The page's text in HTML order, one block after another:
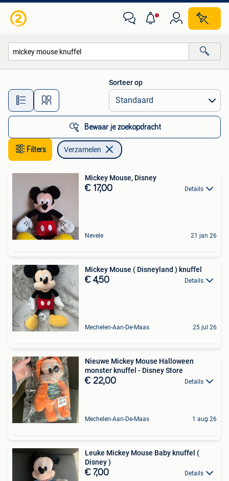
Alle afstanden…
Sorteer op
Bewaar je zoekopdracht
Filters Verzamelen
Mickey Mouse, Disney
€ 17,00 Details
Nevele 21 jan 26
Mickey Mouse ( Disneyland ) knuffel
€ 4,50 Details
Mechelen-Aan-De-Maas 25 jul 26
Nieuwe Mickey Mouse Halloween
monster knuffel - Disney Store
€ 22,00 Details
Mechelen-Aan-De-Maas 1 aug 26
Leuke Mickey Mouse Baby knuffel (
Disney )
€ 7,00 Details